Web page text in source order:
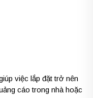
việc lắp đặt trở nên
cáo trong nhà hoặc